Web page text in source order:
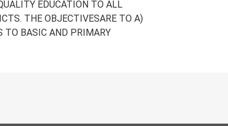
EDUCATION TO ALL
THE OBJECTIVESARE TO A)
TO BASIC AND PRIMARY